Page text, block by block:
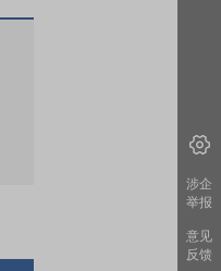
涉企
举报
意见
反馈